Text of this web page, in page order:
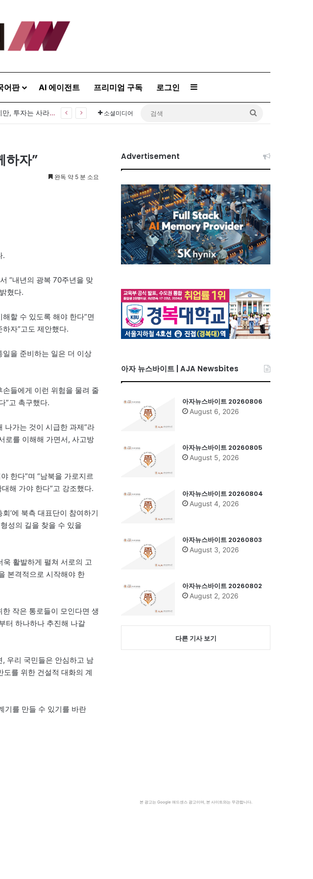
어판 AI 에이전트 프리미엄 구독 로그인 Sidebar
[이상기가 만난 사람] 박영옥 주식농부 “돈은 시장으로 갔지만, 투자는 사라지고 거래만 남았다” 소셜미디어
하자”
완독 약 5 분 소요
.
“내년의 광복 70주년을 맞
혔다.
할 수 있도록 해야 한다”면
자”고도 제안했다.
일을 준비하는 일은 더 이상
들에게 이런 위험을 물려 줄
”고 촉구했다.
나가는 것이 시급한 과제”라
로를 이해해 가면서, 사고방
한다”며 “남북을 가로지르
해 가야 한다”고 강조했다.
’에 북측 대표단이 참여하기
성의 길을 찾을 수 있을
욱 활발하게 펼쳐 서로의 고
본격적으로 시작해야 한
작은 통로들이 모인다면 생
터 하나하나 추진해 나갈
우리 국민들은 안심하고 남
도를 위한 건설적 대화의 계
기를 만들 수 있기를 바란
Advertisement
아자 뉴스바이트 | AJA Newsbites
아자뉴스바이트 20260806
August 6, 2026
아자뉴스바이트 20260805
August 5, 2026
아자뉴스바이트 20260804
August 4, 2026
아자뉴스바이트 20260803
August 3, 2026
아자뉴스바이트 20260802
August 2, 2026
다른 기사 보기
본 광고는 Google 애드센스 광고이며, 본 사이트와는 무관합니다.